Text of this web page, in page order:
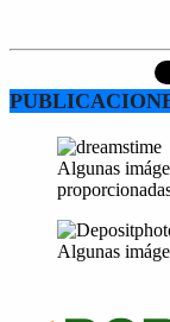
Algunas
Algunas